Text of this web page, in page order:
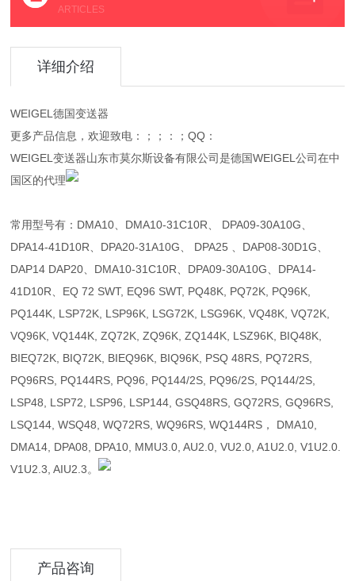
ARTICLES
详细介绍
WEIGEL德国变送器
更多产品信息，欢迎致电：；；：；QQ：
WEIGEL变送器山东市莫尔斯设备有限公司是德国WEIGEL公司在中
国区的代理
常用型号有：DMA10、DMA10-31C10R、 DPA09-30A10G、
DPA14-41D10R、DPA20-31A10G、 DPA25 、DAP08-30D1G、
DAP14 DAP20、DMA10-31C10R、DPA09-30A10G、DPA14-
41D10R、EQ 72 SWT, EQ96 SWT, PQ48K, PQ72K, PQ96K,
PQ144K, LSP72K, LSP96K, LSG72K, LSG96K, VQ48K, VQ72K,
VQ96K, VQ144K, ZQ72K, ZQ96K, ZQ144K, LSZ96K, BIQ48K,
BIEQ72K, BIQ72K, BIEQ96K, BIQ96K, PSQ 48RS, PQ72RS,
PQ96RS, PQ144RS, PQ96, PQ144/2S, PQ96/2S, PQ144/2S,
LSP48, LSP72, LSP96, LSP144, GSQ48RS, GQ72RS, GQ96RS,
LSQ144, WSQ48, WQ72RS, WQ96RS, WQ144RS， DMA10,
DMA14, DPA08, DPA10, MMU3.0, AU2.0, VU2.0, A1U2.0, V1U2.0.
V1U2.3, AIU2.3。
产品咨询